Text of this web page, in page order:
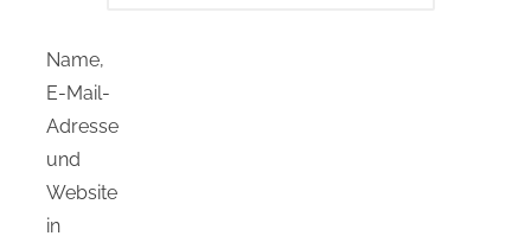
Name,
E-Mail-
Adresse
und
Website
in